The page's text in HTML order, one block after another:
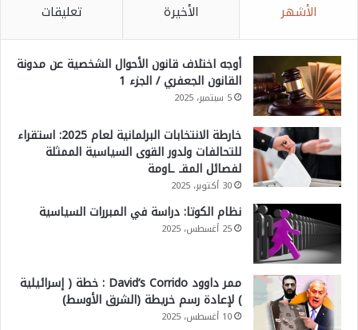
الأشهر الأخيرة تعليقات
أوجه اختلاف قانون الأحوال الشخصية عن مدونة
القانون الجعفري / الجزء 1
5 سبتمبر، 2025
خارطة الانتخابات البرلمانية لعام 2025: استقراء
للتحالفات ولدور القوى السياسية الممثلة
لفصائل المقـ ـاومة
30 أكتوبر، 2025
نظام الكوتا: دراسة في المبررات السياسية
25 أغسطس، 2025
ممر داوود David’s Corrido : خطة ( إسرائيلية
) لإعادة رسم خريطة (الشرق الأوسط)
10 أغسطس، 2025